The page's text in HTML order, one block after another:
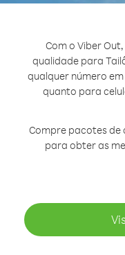
Com o Viber
qualidade para
qualquer número
quanto para
Compre pacotes de
para obter as